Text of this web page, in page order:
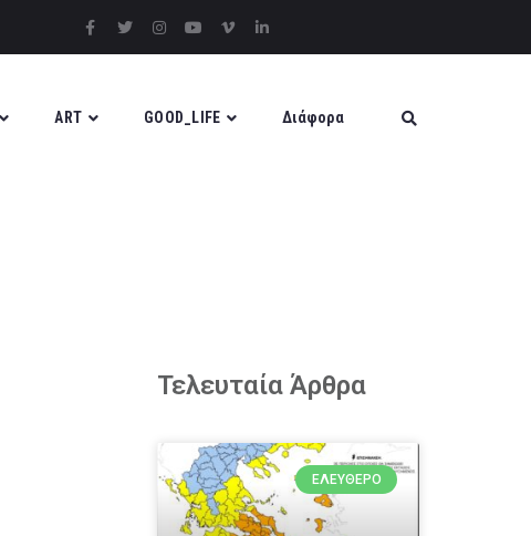
ART GOOD_LIFE Διάφορα
Τελευταία Άρθρα
ΕΛΕΎΘΕΡΟ